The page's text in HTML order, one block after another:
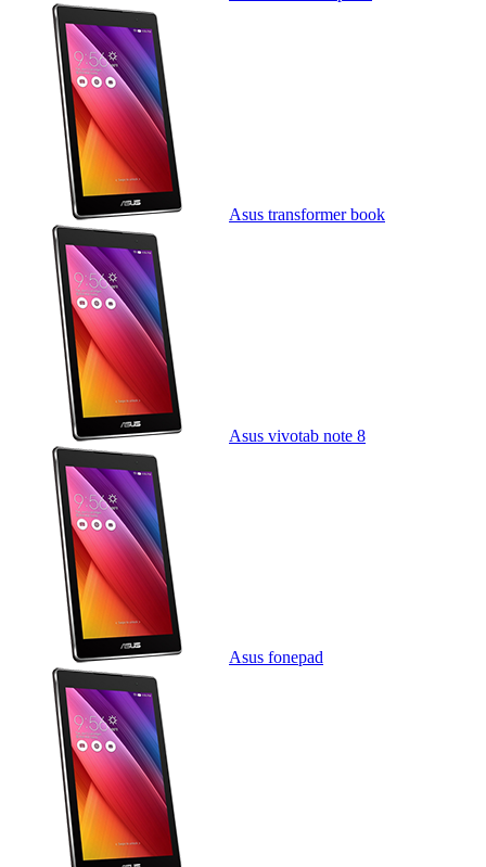
Asus transformer book
Asus vivotab note 8
Asus fonepad